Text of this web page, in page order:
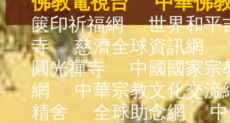
篋印祈福網
世界和平
寺
慈濟全球資訊網
圓光禪寺
中國國家宗
網
中華宗教文化交流
精舍
全球助念網